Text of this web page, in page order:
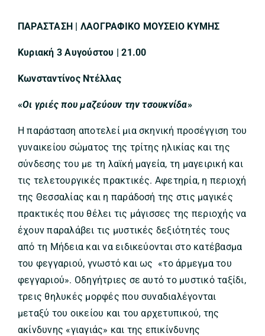
ΠΑΡΑΣΤΑΣΗ | ΛΑΟΓΡΑΦΙΚΟ ΜΟΥΣΕΙΟ ΚΥΜΗΣ
Κυριακή 3 Αυγούστου | 21.00
Κωνσταντίνος Ντέλλας
«Οι γριές που μαζεύουν την τσουκνίδα»
Η παράσταση αποτελεί μια σκηνική προσέγγιση του
γυναικείου σώματος της τρίτης ηλικίας και της
σύνδεσης του με τη λαϊκή μαγεία, τη μαγειρική και
τις τελετουργικές πρακτικές. Αφετηρία, η περιοχή
της Θεσσαλίας και η παράδοσή της στις μαγικές
πρακτικές που θέλει τις μάγισσες της περιοχής να
έχουν παραλάβει τις μυστικές δεξιότητές τους
από τη Μήδεια και να ειδικεύονται στο κατέβασμα
του φεγγαριού, γνωστό και ως «το άρμεγμα του
φεγγαριού». Οδηγήτριες σε αυτό το μυστικό ταξίδι,
τρεις θηλυκές μορφές που συναδιαλέγονται
μεταξύ του οικείου και του αρχετυπικού, της
ακίνδυνης «γιαγιάς» και της επικίνδυνης